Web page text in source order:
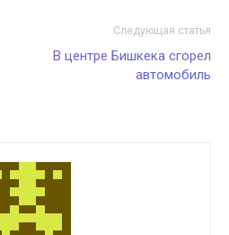
Следующая статья
В центре Бишкека сгорел
автомобиль